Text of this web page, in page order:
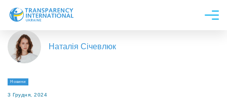
Про нас
Новини
Напрями роботи
Наталія Січевлюк
Новини
3 Грудня, 2024